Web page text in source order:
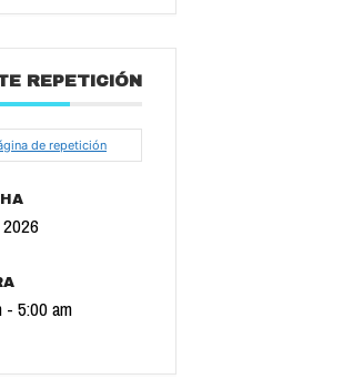
REPETICIÓN
de repetición
- 5:00 am